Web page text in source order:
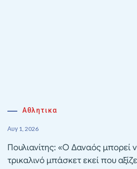
Αθλητικα
Αυγ 1, 2026
Πουλιανίτης: «Ο Δαναός μπορεί
τρικαλινό μπάσκετ εκεί που